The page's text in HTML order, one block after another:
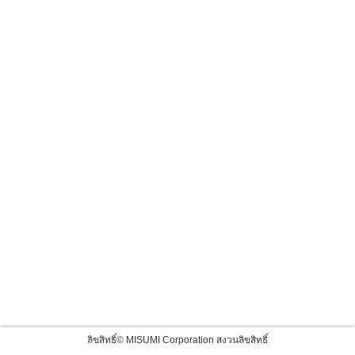
ลิขสิทธิ์© MISUMI Corporation สงวนลิขสิทธิ์